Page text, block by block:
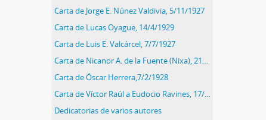
Carta de Jorge E. Núnez Valdivia, 5/11/1927
Carta de Lucas Oyague, 14/4/1929
Carta de Luis E. Valcárcel, 7/7/1927
Carta de Nicanor A. de la Fuente (Nixa), 21/10/1928
Carta de Óscar Herrera,7/2/1928
Carta de Víctor Raúl a Eudocio Ravines, 17/10/1926
Dedicatorias de varios autores